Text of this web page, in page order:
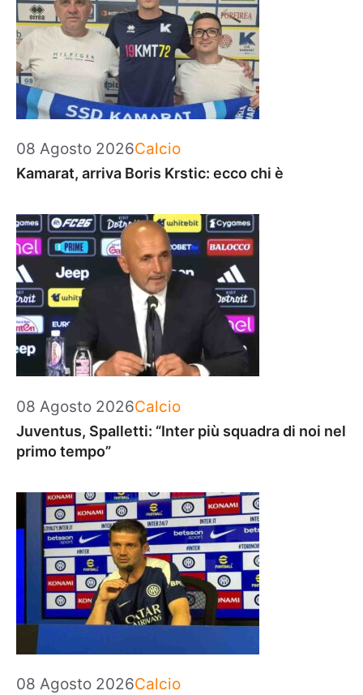
08 Agosto 2026Categorie
Calcio
Kamarat, arriva Boris Krstic: ecco chi è
08 Agosto 2026Categorie
Calcio
Juventus, Spalletti: “Inter più squadra di noi nel
primo tempo”
08 Agosto 2026Categorie
Calcio